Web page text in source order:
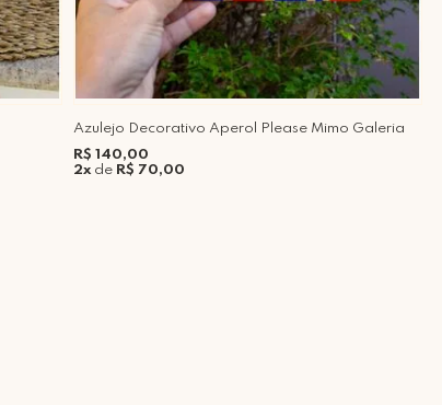
Azulejo Decorativo Aperol Please Mimo Galeria
R$ 140,00
2xde R$ 70,00